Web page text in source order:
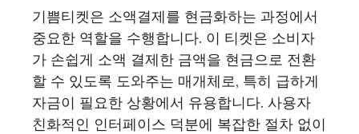
기쁨티켓은 소액결제를 현금화하는 과정에서
중요한 역할을 수행합니다. 이 티켓은 소비자
가 손쉽게 소액 결제한 금액을 현금으로 전환
할 수 있도록 도와주는 매개체로, 특히 급하게
자금이 필요한 상황에서 유용합니다. 사용자
친화적인 인터페이스 덕분에 복잡한 절차 없이